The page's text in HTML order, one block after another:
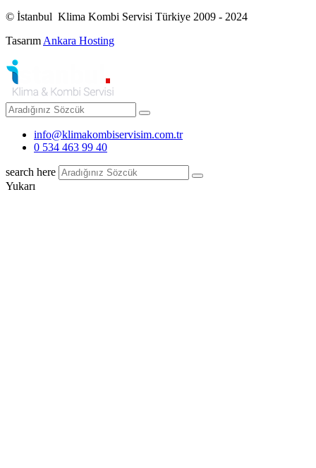
© İstanbul Klima Kombi Servisi Türkiye 2009 - 2024
TasarımAnkara Hosting
info@klimakombiservisim.com.tr
0 534 463 99 40
search here
Yukarı